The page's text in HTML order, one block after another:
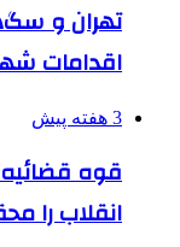
تهران و
اقدامات
3 هفته پیش
قوه قضائیه
انقلاب را